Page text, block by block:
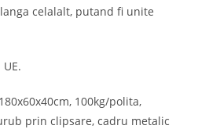
celalalt, putand fi unite
100kg/polita,
prin clipsare, cadru metalic